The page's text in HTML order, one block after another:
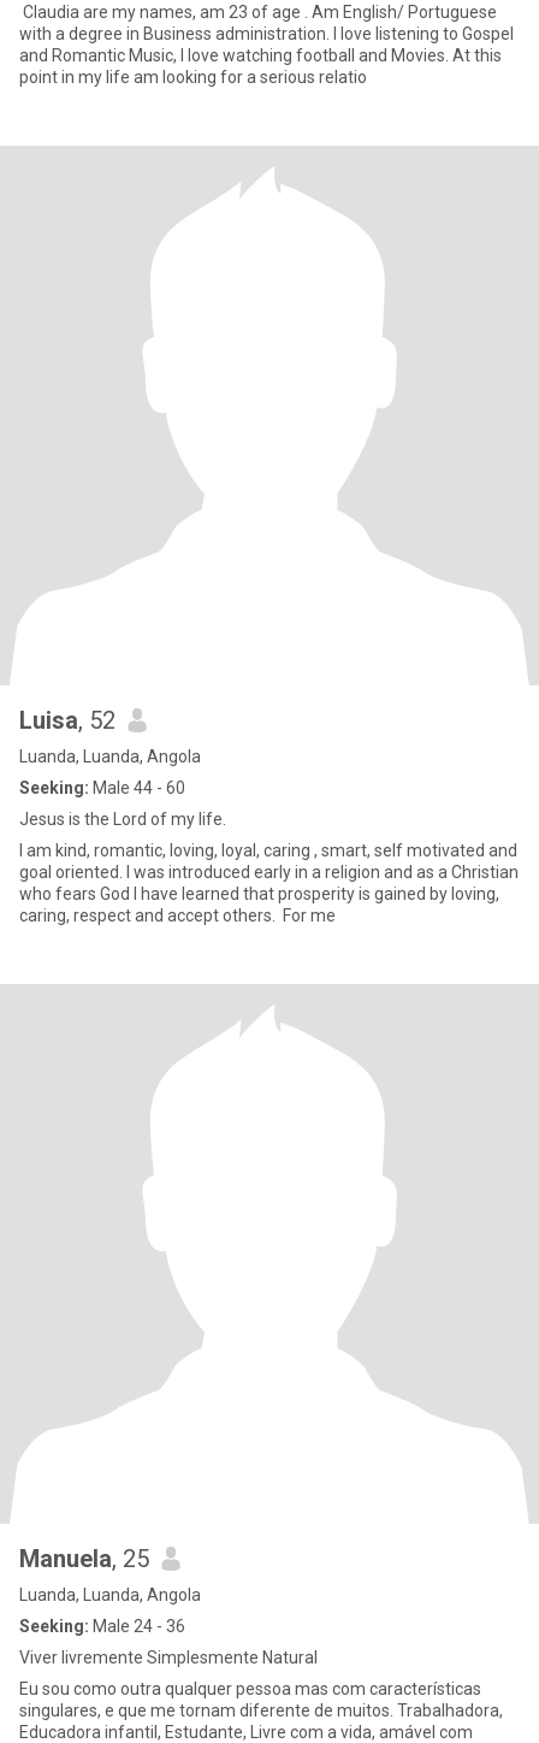
Claudia are my names, am 23 of age . Am English/ Portuguese
with a degree in Business administration. I love listening to Gospel
and Romantic Music, I love watching football and Movies. At this
point in my life am looking for a serious relatio
Luisa, 52
Luanda, Luanda, Angola
Seeking: Male 44 - 60
Jesus is the Lord of my life.
I am kind, romantic, loving, loyal, caring , smart, self motivated and
goal oriented. I was introduced early in a religion and as a Christian
who fears God I have learned that prosperity is gained by loving,
caring, respect and accept others. For me
Manuela, 25
Luanda, Luanda, Angola
Seeking: Male 24 - 36
Viver livremente Simplesmente Natural
Eu sou como outra qualquer pessoa mas com características
singulares, e que me tornam diferente de muitos. Trabalhadora,
Educadora infantil, Estudante, Livre com a vida, amável com